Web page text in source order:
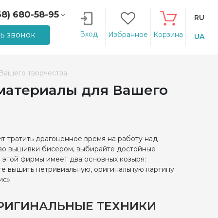
680-58-95
207-14-90
звонок Вход Избранное Корзина
RU
UA
творчества
для Вашего
тратить драгоценное время на работу над
вышивки бисером, выбирайте достойные
фирмы имеет два основных козыря:
вышить нетривиальную, оригинальную картину
ТЕХНИКИ